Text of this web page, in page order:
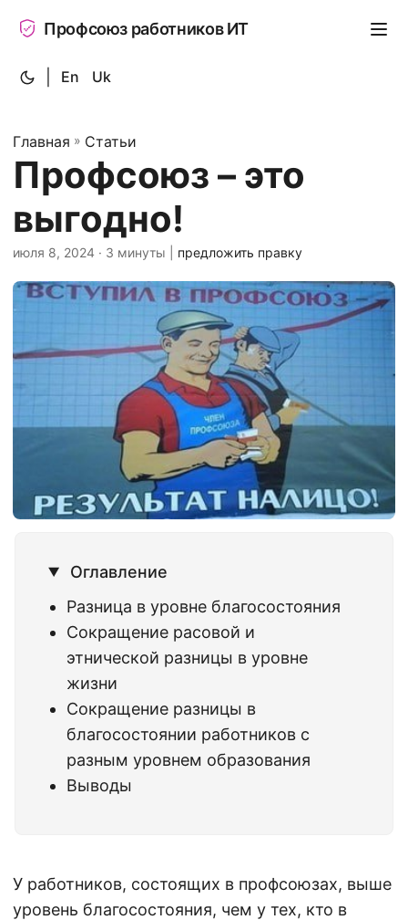
Профсоюз работников ИТ
En Uk
Главная » Статьи
Профсоюз – это
выгодно!
июля 8, 2024 · 3 минуты | предложить правку
Оглавление
Разница в уровне благосостояния
Сокращение расовой и
этнической разницы в уровне
жизни
Сокращение разницы в
благосостоянии работников с
разным уровнем образования
Выводы
У работников, состоящих в профсоюзах, выше
уровень благосостояния, чем у тех, кто в